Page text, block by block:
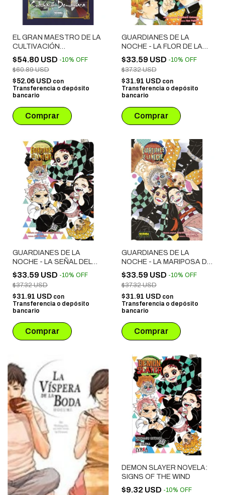
EL GRAN MAESTRO DE LA
CULTIVACIÓN
DEMONÍACA NOVELA # 03
EDICIÓN ESPECIAL
$54.80 USD -10% OFF
$60.89 USD
$52.06 USD con
Transferencia o depósito
bancario
GUARDIANES DE LA
NOCHE - LA FLOR DE LA
FELICIDAD (NOVELA)
$33.59 USD -10% OFF
$37.32 USD
$31.91 USD con
Transferencia o depósito
bancario
GUARDIANES DE LA
NOCHE - LA SEÑAL DEL
VIENTO (NOVELA)
$33.59 USD -10% OFF
$37.32 USD
$31.91 USD con
Transferencia o depósito
bancario
GUARDIANES DE LA
NOCHE - LA MARIPOSA DE
UNA SOLA ALA (NOVELA)
$33.59 USD -10% OFF
$37.32 USD
$31.91 USD con
Transferencia o depósito
bancario
DEMON SLAYER NOVELA:
SIGNS OF THE WIND
$9.32 USD -10% OFF